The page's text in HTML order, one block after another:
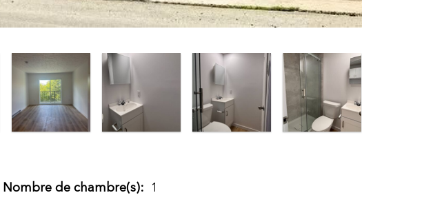
Nombre de chambre(s): 1